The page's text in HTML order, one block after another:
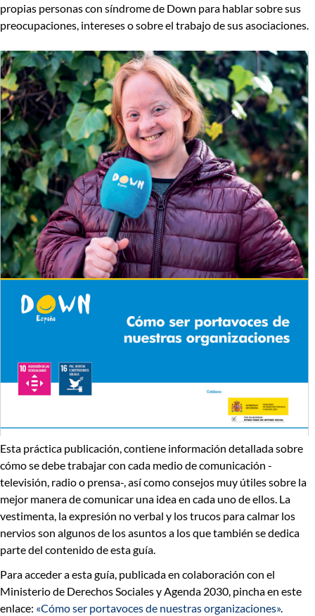
propias personas con síndrome de Down para hablar sobre sus
preocupaciones, intereses o sobre el trabajo de sus asociaciones.
Esta práctica publicación, contiene información detallada sobre
cómo se debe trabajar con cada medio de comunicación -
televisión, radio o prensa-, así comoconsejos muy útilessobre la
mejor manera de comunicar una idea en cada uno de ellos. La
vestimenta, la expresión no verbal y los trucos para calmar los
nerviosson algunos de los asuntos a los que también se dedica
parte del contenido de esta guía.
Para acceder a estaguía, publicada en colaboración con el
Ministerio de Derechos Sociales y Agenda 2030, pincha en este
enlace: «Cómo ser portavoces de nuestras organizaciones».